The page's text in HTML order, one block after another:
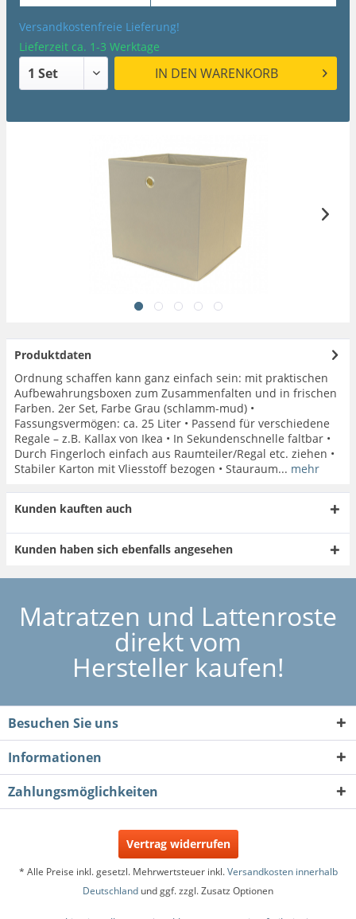
Versandkostenfreie Lieferung!
Lieferzeit ca. 1-3 Werktage
IN DEN WARENKORB
Produktdaten
Ordnung schaffen kann ganz einfach sein: mit praktischen
Aufbewahrungsboxen zum Zusammenfalten und in frischen
Farben. 2er Set, Farbe Grau (schlamm-mud) •
Fassungsvermögen: ca. 25 Liter • Passend für verschiedene
Regale – z.B. Kallax von Ikea • In Sekundenschnelle faltbar •
Durch Fingerloch einfach aus Raumteiler/Regal etc. ziehen •
Stabiler Karton mit Vliesstoff bezogen • Stauraum... mehr
Kunden kauften auch
Kunden haben sich ebenfalls angesehen
Matratzen und Lattenroste
direkt vom
Hersteller kaufen!
Besuchen Sie uns
Informationen
Zahlungsmöglichkeiten
Vertrag widerrufen
* Alle Preise inkl. gesetzl. Mehrwertsteuer inkl.Versandkosten innerhalb
Deutschland und ggf. zzgl. Zusatz Optionen